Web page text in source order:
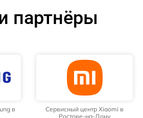
партнёры
в
Сервисный центр Xiaomi в
Ростове-на-Дону